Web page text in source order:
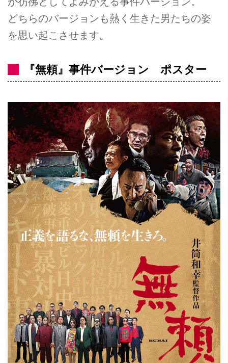
どちらのバージョンも熱く生きた男たちの姿
を思い起こさせます。
『無頼』事件バージョン ポスター